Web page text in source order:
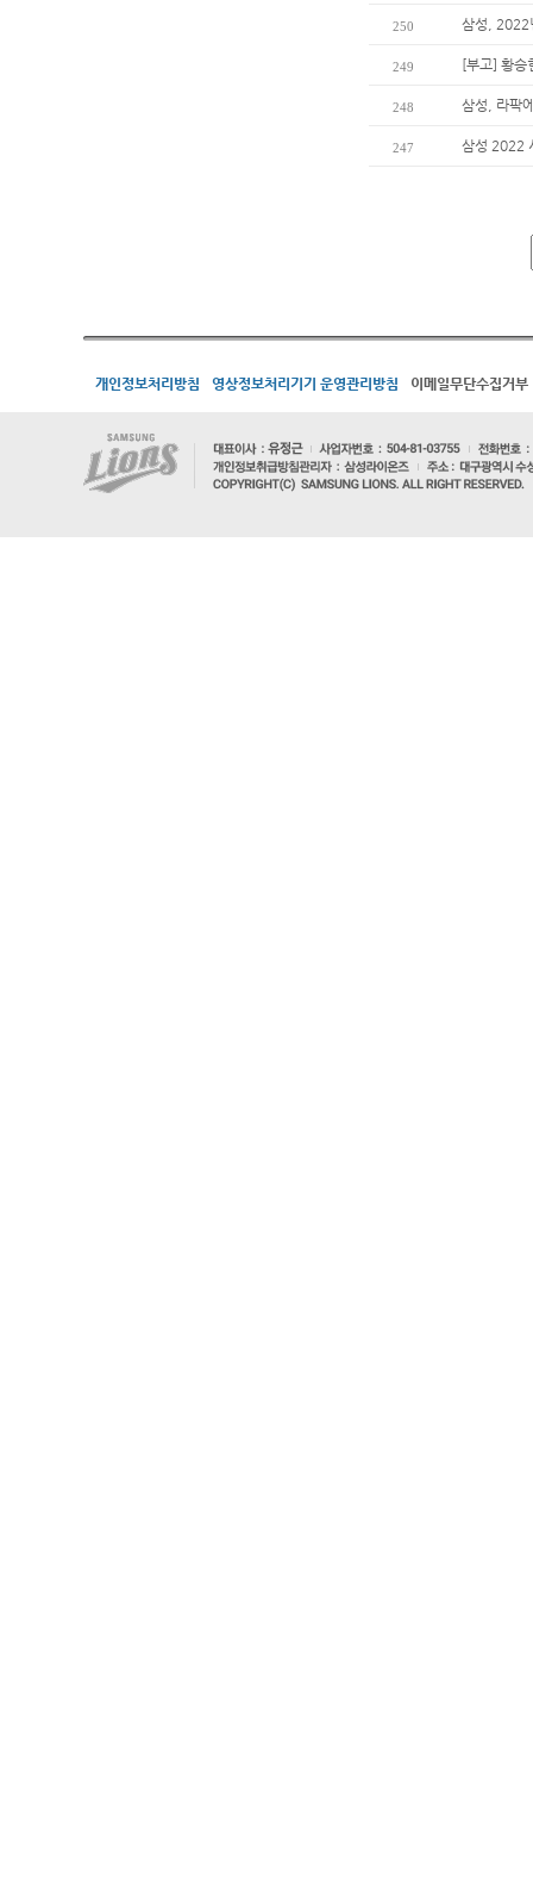
250 삼성, 2022
249 [부고] 황승
248 삼성, 라팍
247 삼성 2022
개인정보처리방침 영상정보처리기기 운영관리방침 이메일무단수집거부